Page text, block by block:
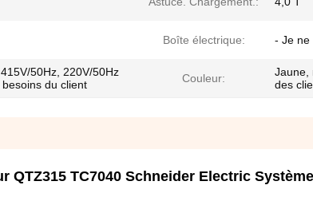
Boîte électrique: - Je ne
50Hz, 220V/50Hz
du client
Couleur:
Jaune,
des
QTZ315 TC7040 Schneider Electric